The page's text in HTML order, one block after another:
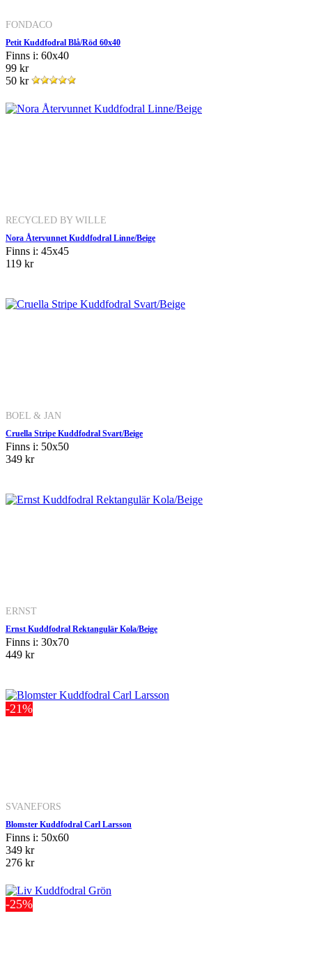
FONDACO
Petit Kuddfodral Blå/Röd 60x40
Finns i: 60x40
99 kr
50 kr
RECYCLED BY WILLE
Nora Återvunnet Kuddfodral Linne/Beige
Finns i: 45x45
119 kr
BOEL & JAN
Cruella Stripe Kuddfodral Svart/Beige
Finns i: 50x50
349 kr
ERNST
Ernst Kuddfodral Rektangulär Kola/Beige
Finns i: 30x70
449 kr
-21%
SVANEFORS
Blomster Kuddfodral Carl Larsson
Finns i: 50x60
349 kr
276 kr
-25%